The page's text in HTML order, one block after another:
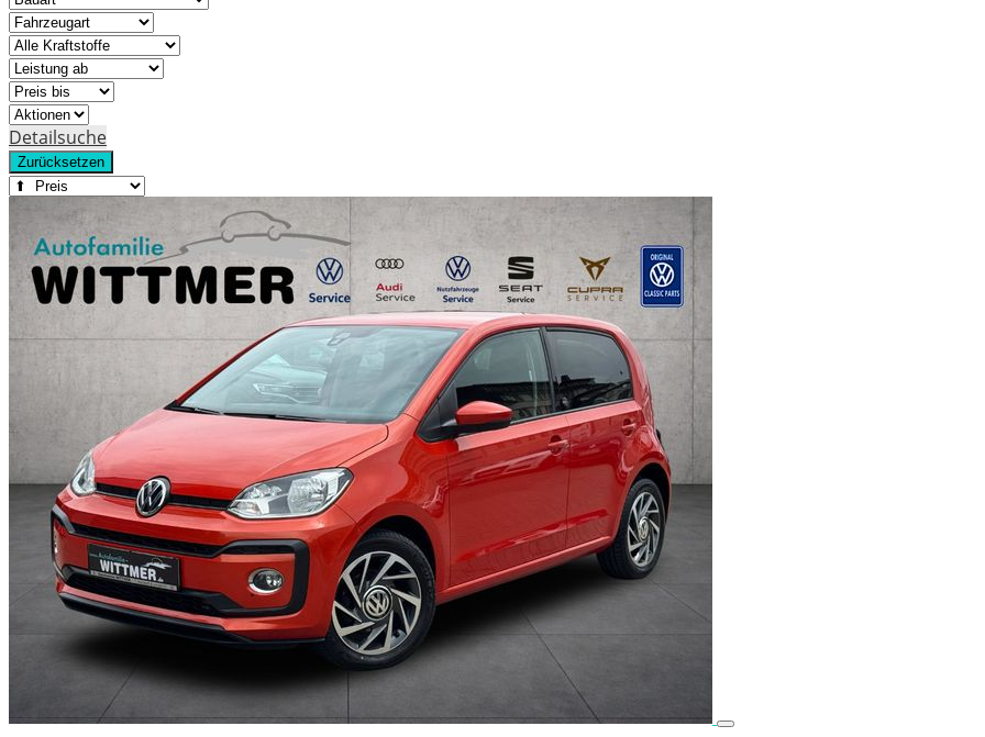
Detailsuche
Zurücksetzen